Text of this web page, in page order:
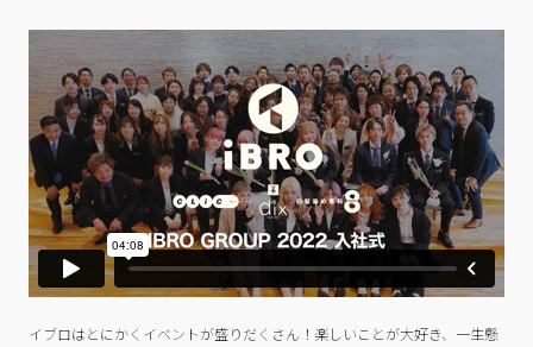
イブロはとにかくイベントが盛りだくさん！楽しいことが大好き、一生懸